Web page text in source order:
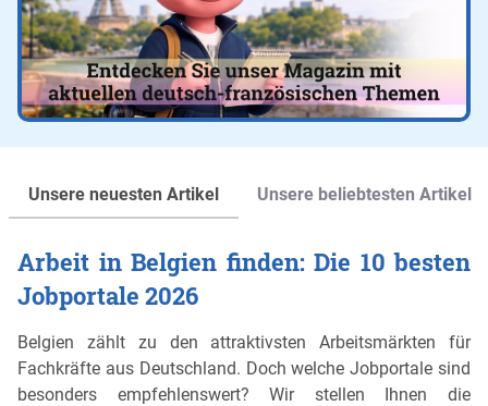
Unsere neuesten Artikel Unsere beliebtesten Artikel
Arbeit in Belgien finden: Die 10 besten
Jobportale 2026
Belgien zählt zu den attraktivsten Arbeitsmärkten für
Fachkräfte aus Deutschland. Doch welche Jobportale sind
besonders empfehlenswert? Wir stellen Ihnen die